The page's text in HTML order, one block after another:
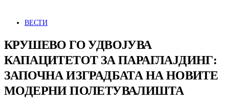
ВЕСТИ
КРУШЕВО ГО УДВОЈУВА
КАПАЦИТЕТОТ ЗА ПАРАГЛАЈДИНГ:
ЗАПОЧНА ИЗГРАДБАТА НА НОВИТЕ
МОДЕРНИ ПОЛЕТУВАЛИШТА